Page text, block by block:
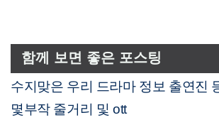
함께 보면 좋은 포스팅
수지맞은 우리 드라마 정보 출연진
몇부작 줄거리 및 ott